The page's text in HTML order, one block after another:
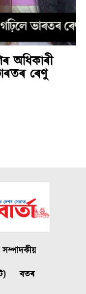
অধিকাৰী
ৰেণু
সম্পাদকীয়
বতৰ